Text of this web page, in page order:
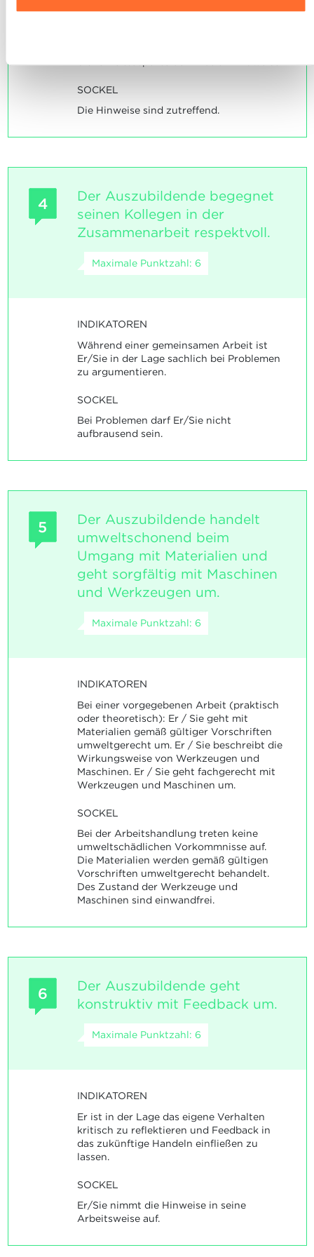
INDIKATOREN
SOCKEL
Die Hinweise sind zutreffend.
4
Der Auszubildende begegnet
seinen Kollegen in der
Zusammenarbeit respektvoll.
Maximale Punktzahl: 6
INDIKATOREN
Während einer gemeinsamen Arbeit ist
Er/Sie in der Lage sachlich bei Problemen
zu argumentieren.
SOCKEL
Bei Problemen darf Er/Sie nicht
aufbrausend sein.
5
Der Auszubildende handelt
umweltschonend beim
Umgang mit Materialien und
geht sorgfältig mit Maschinen
und Werkzeugen um.
Maximale Punktzahl: 6
INDIKATOREN
Bei einer vorgegebenen Arbeit (praktisch
oder theoretisch): Er / Sie geht mit
Materialien gemäß gültiger Vorschriften
umweltgerecht um. Er / Sie beschreibt die
Wirkungsweise von Werkzeugen und
Maschinen. Er / Sie geht fachgerecht mit
Werkzeugen und Maschinen um.
SOCKEL
Bei der Arbeitshandlung treten keine
umweltschädlichen Vorkommnisse auf.
Die Materialien werden gemäß gültigen
Vorschriften umweltgerecht behandelt.
Des Zustand der Werkzeuge und
Maschinen sind einwandfrei.
6
Der Auszubildende geht
konstruktiv mit Feedback um.
Maximale Punktzahl: 6
INDIKATOREN
Er ist in der Lage das eigene Verhalten
kritisch zu reflektieren und Feedback in
das zukünftige Handeln einfließen zu
lassen.
SOCKEL
Er/Sie nimmt die Hinweise in seine
Arbeitsweise auf.